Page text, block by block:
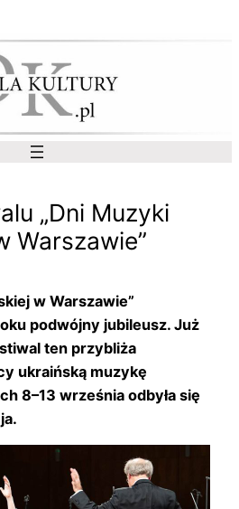
„Dni Muzyki
Warszawie”
w Warszawie”
podwójny jubileusz. Już
ten przybliża
ukraińską muzykę
8–13 września odbyła się